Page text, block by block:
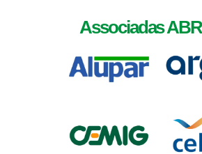
Associadas